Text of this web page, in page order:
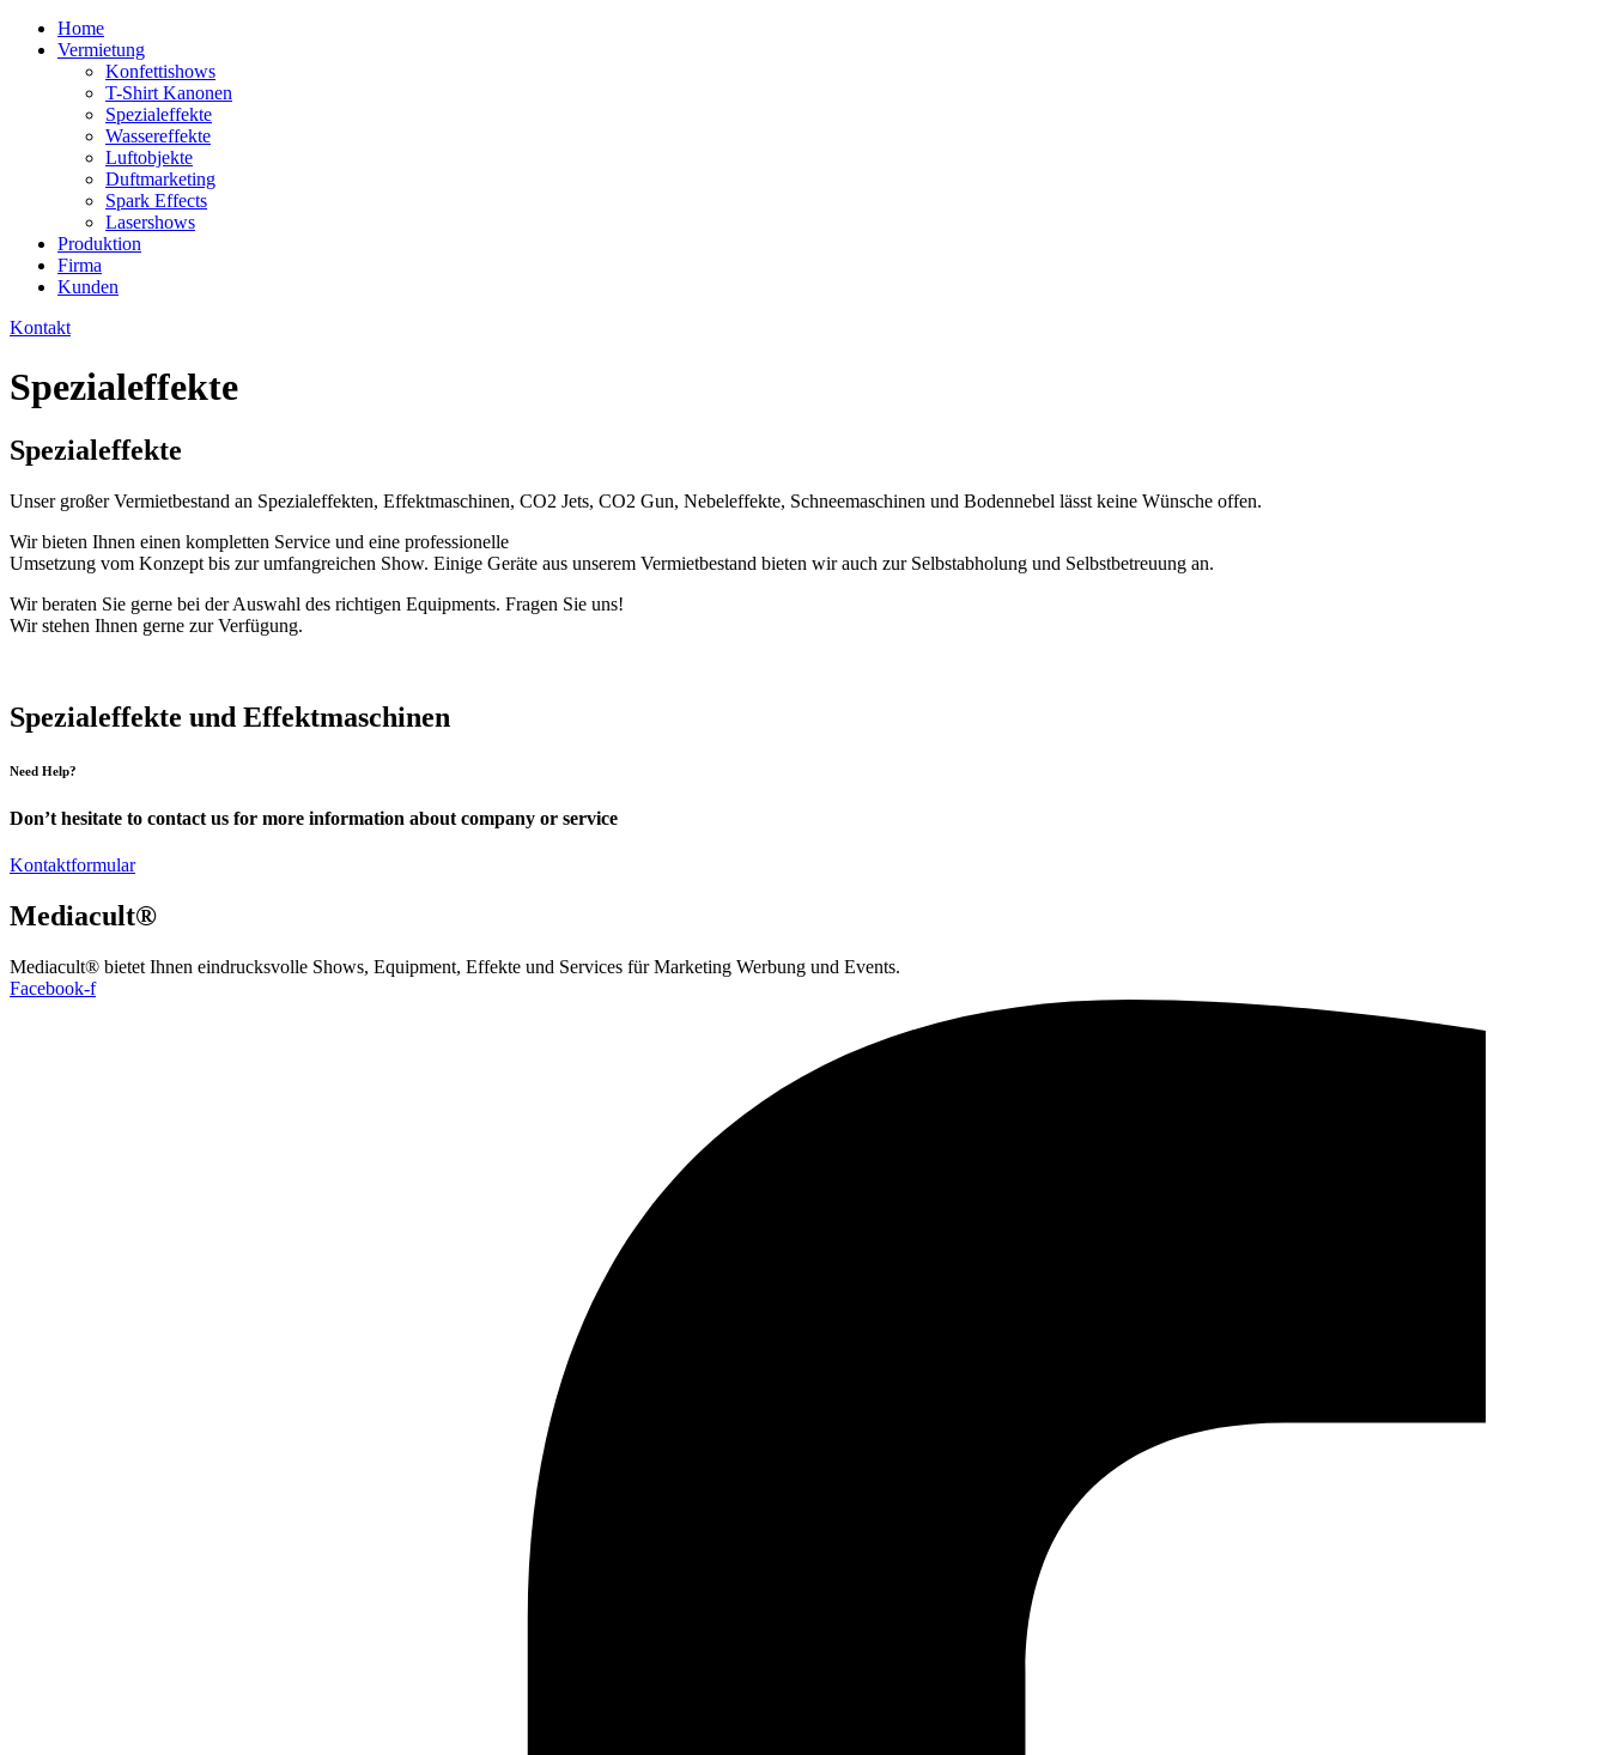
Home
Vermietung
Konfettishows
T-Shirt Kanonen
Spezialeffekte
Wassereffekte
Luftobjekte
Duftmarketing
Spark Effects
Lasershows
Produktion
Firma
Kunden
Kontakt
Spezialeffekte
Spezialeffekte
Unser großer Vermietbestand an Spezialeffekten, Effektmaschinen, CO2 Jets, CO2 Gun, Nebeleffekte, Schneemaschinen und Bodennebel lässt keine Wünsche offen.
Wir bieten Ihnen einen kompletten Service und eine professionelle
Umsetzung vom Konzept bis zur umfangreichen Show. Einige Geräte aus unserem Vermietbestand bieten wir auch zur Selbstabholung und Selbstbetreuung an.
Wir beraten Sie gerne bei der Auswahl des richtigen Equipments. Fragen Sie uns!
Wir stehen Ihnen gerne zur Verfügung.
Spezialeffekte und Effektmaschinen
Need Help?
Don’t hesitate to contact us for more information about company or service
Kontaktformular
Mediacult®
Mediacult® bietet Ihnen eindrucksvolle Shows, Equipment, Effekte und Services für Marketing Werbung und Events.
Facebook-f